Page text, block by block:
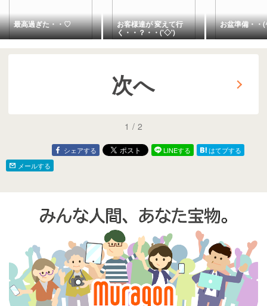
最高過ぎた・・♡ お客様達が 変えて行
く・・？・・('◇')ゞ
お盆準備・・
次へ
1 / 2
シェアする LINEする
はてブする
メールする